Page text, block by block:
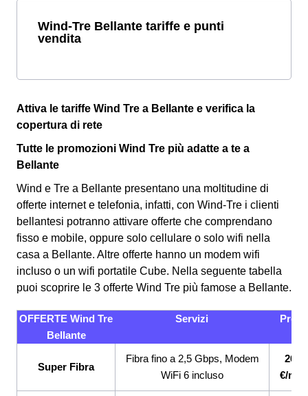
Wind-Tre Bellante tariffe e punti
vendita
Attiva le tariffe Wind Tre a Bellante e verifica la
copertura di rete
Tutte le promozioni Wind Tre più adatte a te a
Bellante
Wind e Tre a Bellante presentano una moltitudine di
offerte internet e telefonia, infatti, con Wind-Tre i clienti
bellantesi potranno attivare offerte che comprendano
fisso e mobile, oppure solo cellulare o solo wifi nella
casa a Bellante. Altre offerte hanno un modem wifi
incluso o un wifi portatile Cube. Nella seguente tabella
puoi scoprire le 3 offerte Wind Tre più famose a Bellante.
OFFERTE Wind Tre
Bellante
Servizi
Super Fibra
Fibra fino a 2,5 Gbps, Modem
WiFi 6 incluso
€/